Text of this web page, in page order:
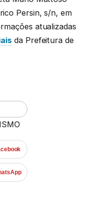
Persin, s/n, em
atualizadas
da Prefeitura de